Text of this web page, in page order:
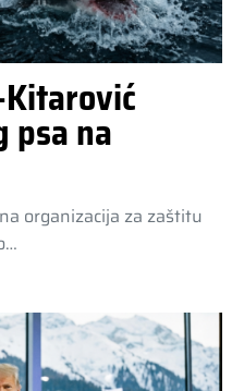
psa na
organizacija za zaštitu